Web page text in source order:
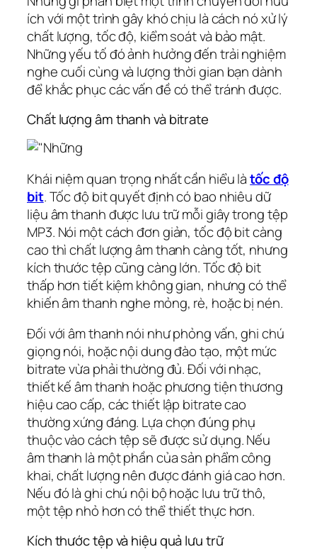
ích với một trình gây khó chịu là cách nó xử lý
chất lượng, tốc độ, kiểm soát và bảo mật.
Những yếu tố đó ảnh hưởng đến trải nghiệm
nghe cuối cùng và lượng thời gian bạn dành
để khắc phục các vấn đề có thể tránh được.
Chất lượng âm thanh và bitrate
Khái niệm quan trọng nhất cần hiểu làtốc độ
bit. Tốc độ bit quyết định có bao nhiêu dữ
liệu âm thanh được lưu trữ mỗi giây trong tệp
MP3. Nói một cách đơn giản, tốc độ bit càng
cao thì chất lượng âm thanh càng tốt, nhưng
kích thước tệp cũng càng lớn. Tốc độ bit
thấp hơn tiết kiệm không gian, nhưng có thể
khiến âm thanh nghe mỏng, rè, hoặc bị nén.
Đối với âm thanh nói như phỏng vấn, ghi chú
giọng nói, hoặc nội dung đào tạo, một mức
bitrate vừa phải thường đủ. Đối với nhạc,
thiết kế âm thanh hoặc phương tiện thương
hiệu cao cấp, các thiết lập bitrate cao
thường xứng đáng. Lựa chọn đúng phụ
thuộc vào cách tệp sẽ được sử dụng. Nếu
âm thanh là một phần của sản phẩm công
khai, chất lượng nên được đánh giá cao hơn.
Nếu đó là ghi chú nội bộ hoặc lưu trữ thô,
một tệp nhỏ hơn có thể thiết thực hơn.
Kích thước tệp và hiệu quả lưu trữ